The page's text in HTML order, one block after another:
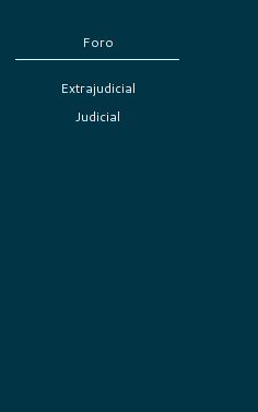
Foro
Extrajudicial
Judicial